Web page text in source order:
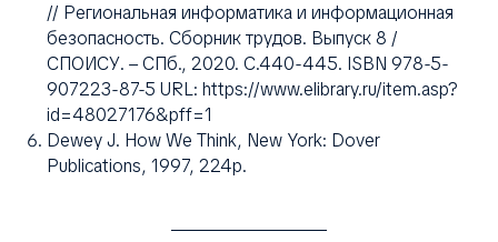
// Региональная информатика и информационная
безопасность. Сборник трудов. Выпуск 8 /
СПОИСУ. – СПб., 2020. С.440-445. ISBN 978-5-
907223-87-5 URL: https://www.elibrary.ru/item.asp?
id=48027176&pff=1
Dewey J. How We Think, New York: Dover
Publications, 1997, 224p.